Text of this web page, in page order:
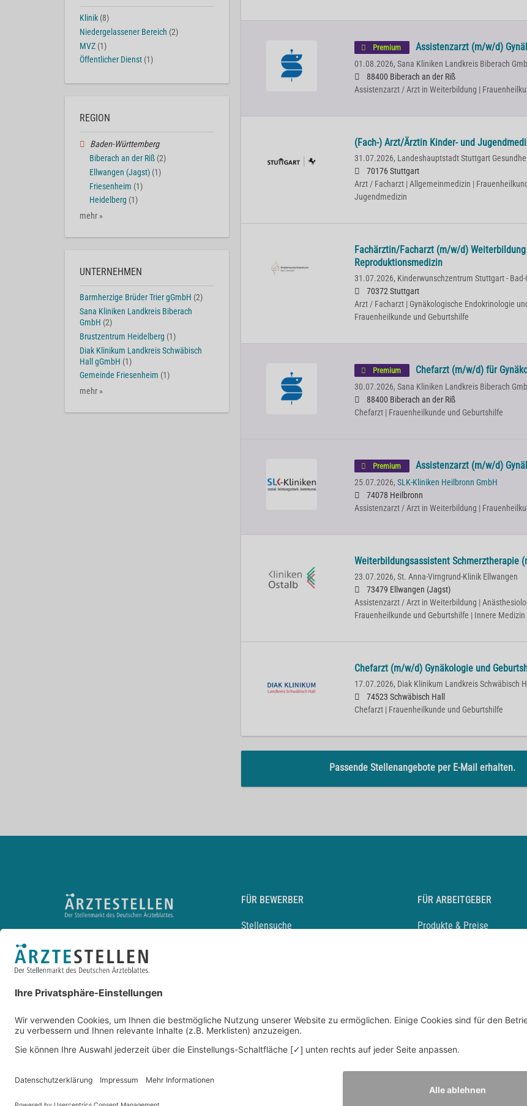
Premium Assistenzarzt (m/w/d)
01.08.2026, Sana Kliniken Landkreis Biberach
88400 Biberach an der Riß
Assistenzarzt / Arzt in Weiterbildung |
(Fach-) Arzt/Ärztin Kinder- und
31.07.2026, Landeshauptstadt Stuttgart
70176 Stuttgart
Arzt / Facharzt | Allgemeinmedizin |
Jugendmedizin
Fachärztin/Facharzt (m/w/d)
Reproduktionsmedizin
31.07.2026, Kinderwunschzentrum Stuttgart -
70372 Stuttgart
Arzt / Facharzt | Gynäkologische Endokrinologie
Frauenheilkunde und Geburtshilfe
Premium Chefarzt (m/w/d) für
30.07.2026, Sana Kliniken Landkreis Biberach
88400 Biberach an der Riß
Chefarzt | Frauenheilkunde und Geburtshilfe
Premium Assistenzarzt (m/w/d)
25.07.2026, SLK-Kliniken Heilbronn GmbH
74078 Heilbronn
Assistenzarzt / Arzt in Weiterbildung |
Weiterbildungsassistent Schmerztherapie
23.07.2026, St. Anna-Virngrund-Klinik Ellwangen
73479 Ellwangen (Jagst)
Assistenzarzt / Arzt in Weiterbildung |
Frauenheilkunde und Geburtshilfe | Innere Medizin
Chefarzt (m/w/d) Gynäkologie und
17.07.2026, Diak Klinikum Landkreis Schwäbisch
74523 Schwäbisch Hall
Chefarzt | Frauenheilkunde und Geburtshilfe
Passende Stellenangebote per E-Mail erhalten.
Klinik (8)
Niedergelassener Bereich (2)
MVZ (1)
Öffentlicher Dienst (1)
REGION
Baden-Württemberg
Biberach an der Riß (2)
Ellwangen (Jagst) (1)
Friesenheim (1)
Heidelberg (1)
mehr »
UNTERNEHMEN
Barmherzige Brüder Trier gGmbH (2)
Sana Kliniken Landkreis Biberach
GmbH (2)
Brustzentrum Heidelberg (1)
Diak Klinikum Landkreis Schwäbisch
Hall gGmbH (1)
Gemeinde Friesenheim (1)
mehr »
FÜR BEWERBER
Stellensuche
Durchsuchen Sie den Stellenkatalog
FÜR ARBEITGEBER
Produkte & Preise